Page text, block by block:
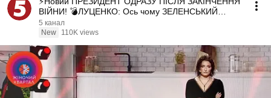
ВІЙНИ! 💣ЛУЦЕНКО: Ось чому ЗЕЛЕНСЬКИЙ
РОЗІГНАВ ВСІХ
5 канал
New
110K views